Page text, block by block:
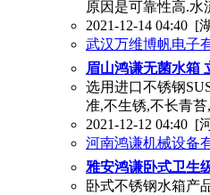
原因是可靠性高.
2021-12-14 04:40 [
武汉万维博帆电子
眉山鸿谦无菌水箱
选用进口不锈钢
准,不生锈,不长青
2021-12-12 04:40 [
河南鸿谦机械设备
雅安鸿谦卧式卫生
卧式不锈钢水箱产